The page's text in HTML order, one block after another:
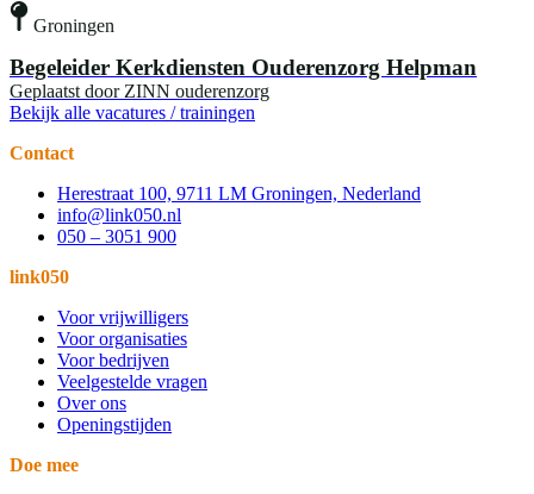
Groningen
Begeleider Kerkdiensten Ouderenzorg Helpman
Geplaatst door ZINN ouderenzorg
Bekijk alle vacatures / trainingen
Contact
Herestraat 100, 9711 LM Groningen, Nederland
info@link050.nl
050 – 3051 900
link050
Voor vrijwilligers
Voor organisaties
Voor bedrijven
Veelgestelde vragen
Over ons
Openingstijden
Doe mee